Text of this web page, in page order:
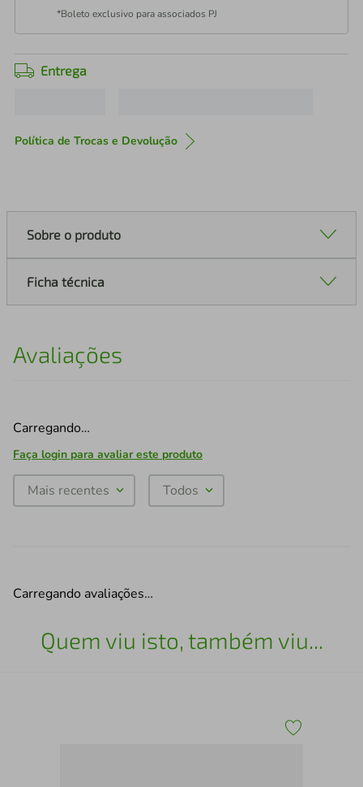
*Boleto exclusivo para associados PJ
Entrega
Política de Trocas e Devolução
Sobre o produto
Ficha técnica
Avaliações
Carregando…
Faça login para avaliar este produto
Mais recentes Todos
Carregando avaliações…
Quem viu isto, também viu...